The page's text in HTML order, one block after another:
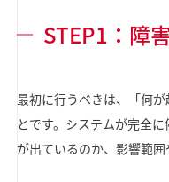
STEP1：障
最初に行うべきは、「何
とです。システムが完全
が出ているのか、影響範囲